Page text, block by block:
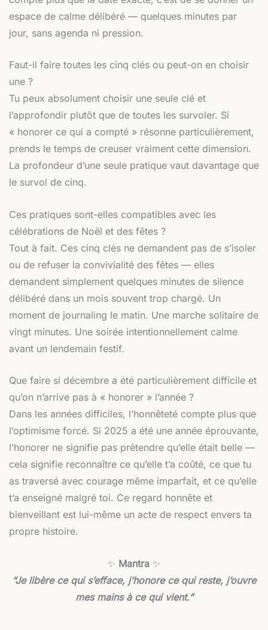
espace de calme délibéré — quelques minutes par
jour, sans agenda ni pression.
Faut-il faire toutes les cinq clés ou peut-on en choisir
une ?
Tu peux absolument choisir une seule clé et
l’approfondir plutôt que de toutes les survoler. Si
« honorer ce qui a compté » résonne particulièrement,
prends le temps de creuser vraiment cette dimension.
La profondeur d’une seule pratique vaut davantage que
le survol de cinq.
Ces pratiques sont-elles compatibles avec les
célébrations de Noël et des fêtes ?
Tout à fait. Ces cinq clés ne demandent pas de s’isoler
ou de refuser la convivialité des fêtes — elles
demandent simplement quelques minutes de silence
délibéré dans un mois souvent trop chargé. Un
moment de journaling le matin. Une marche solitaire de
vingt minutes. Une soirée intentionnellement calme
avant un lendemain festif.
Que faire si décembre a été particulièrement difficile et
qu’on n’arrive pas à « honorer » l’année ?
Dans les années difficiles, l’honnêteté compte plus que
l’optimisme forcé. Si 2025 a été une année éprouvante,
l’honorer ne signifie pas prétendre qu’elle était belle —
cela signifie reconnaître ce qu’elle t’a coûté, ce que tu
as traversé avec courage même imparfait, et ce qu’elle
t’a enseigné malgré toi. Ce regard honnête et
bienveillant est lui-même un acte de respect envers ta
propre histoire.
✨ Mantra ✨
“Je libère ce qui s’efface, j’honore ce qui reste, j’ouvre
mes mains à ce qui vient.”